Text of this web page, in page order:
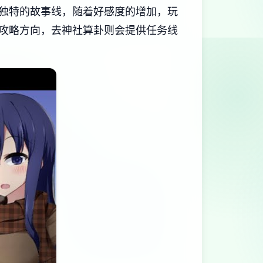
特的故事线，随着好感度的增加，玩
略方向，去神社算卦则会提供任务线